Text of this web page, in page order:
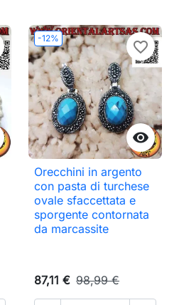
-12%

favorite_border
Orecchini in argento
con pasta di turchese
ovale sfaccettata e
sporgente contornata
da marcassite
87,11 € 98,99 €